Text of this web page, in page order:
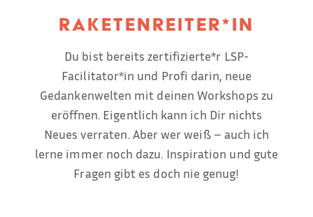
Raketenreiter*in
Du bist bereits zertifizierte*r LSP-
Facilitator*in und Profi darin, neue
Gedankenwelten mit deinen Workshops zu
eröffnen. Eigentlich kann ich Dir nichts
Neues verraten. Aber wer weiß – auch ich
lerne immer noch dazu. Inspiration und gute
Fragen gibt es doch nie genug!